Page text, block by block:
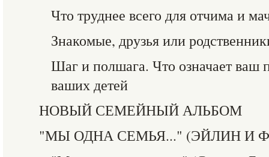
Что труднее всего для отчима и
Знакомые, друзья или
Шаг и полшага. Что означает ваш
ваших детей
НОВЫЙ СЕМЕЙНЫЙ АЛЬБОМ
"МЫ ОДНА СЕМЬЯ..." (ЭЙЛИН И